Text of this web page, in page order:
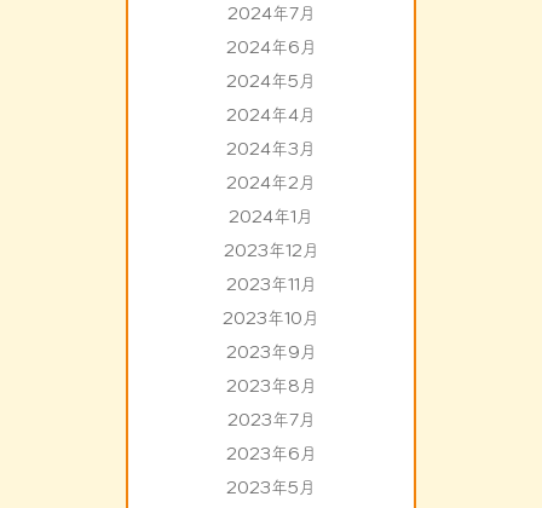
2024年7月
2024年6月
2024年5月
2024年4月
2024年3月
2024年2月
2024年1月
2023年12月
2023年11月
2023年10月
2023年9月
2023年8月
2023年7月
2023年6月
2023年5月